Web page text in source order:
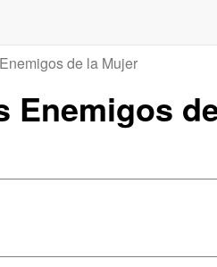
de la Mujer
Enemigos